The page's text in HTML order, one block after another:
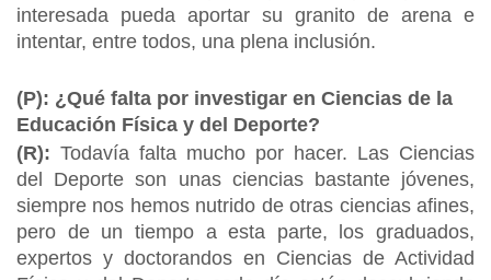
interesada pueda aportar su granito de arena e
intentar, entre todos, una plena inclusión.
(P): ¿Qué falta por investigar en Ciencias de la
Educación Física y del Deporte?
(R): Todavía falta mucho por hacer. Las Ciencias
del Deporte son unas ciencias bastante jóvenes,
siempre nos hemos nutrido de otras ciencias afines,
pero de un tiempo a esta parte, los graduados,
expertos y doctorandos en Ciencias de Actividad